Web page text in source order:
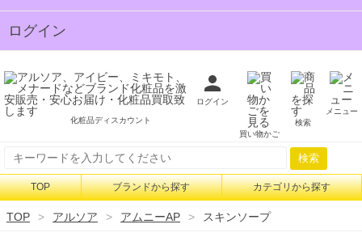
ログイン
化粧品ディスカウント
ログイン
買い物かご
検索
メニュー
検索
TOP ブランドから探す カテゴリから探す
TOP アルソア アムニーAP スキンソープ